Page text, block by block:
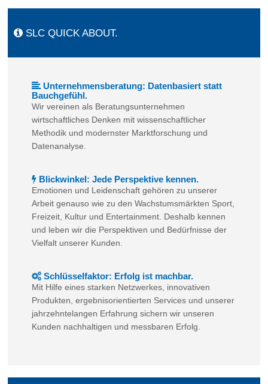
SLC QUICK ABOUT.
Unternehmensberatung: Datenbasiert statt
Bauchgefühl.
Wir vereinen als Beratungsunternehmen
wirtschaftliches Denken mit wissenschaftlicher
Methodik und modernster Marktforschung und
Datenanalyse.
Blickwinkel: Jede Perspektive kennen.
Emotionen und Leidenschaft gehören zu unserer
Arbeit genauso wie zu den Wachstumsmärkten Sport,
Freizeit, Kultur und Entertainment. Deshalb kennen
und leben wir die Perspektiven und Bedürfnisse der
Vielfalt unserer Kunden.
Schlüsselfaktor: Erfolg ist machbar.
Mit Hilfe eines starken Netzwerkes, innovativen
Produkten, ergebnisorientierten Services und unserer
jahrzehntelangen Erfahrung sichern wir unseren
Kunden nachhaltigen und messbaren Erfolg.